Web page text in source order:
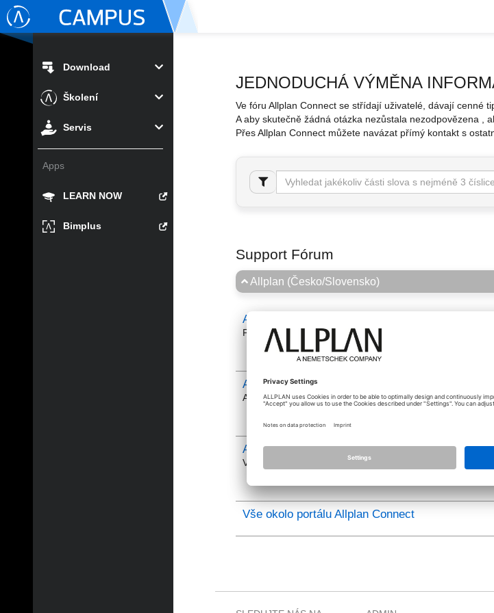
Download
Školení
Servis
Apps
LEARN NOW
Bimplus
JEDNODUCHÁ VÝMĚNA
Ve fóru Allplan Connect se střídají uživatelé, dávají cenné
A aby skutečně žádná otázka nezůstala nezodpovězena ,
Přes Allplan Connect můžete navázat přímý kontakt s
Support Fórum
Allplan (Česko/Slovensko)
Allplan Basic
Problematika obecného 2D kreslení, tisku, export/improtu
Allplan Architect
Architektonické prvky, BIM, Prezentace a vizualizace a
Allplan Engineer
Vše k tvaru, vyztužovní a statice konstrukcí
Vše okolo portálu Allplan Connect